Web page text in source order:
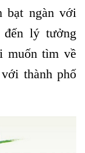
ngàn với
lý tưởng
muốn tìm về
thành phố